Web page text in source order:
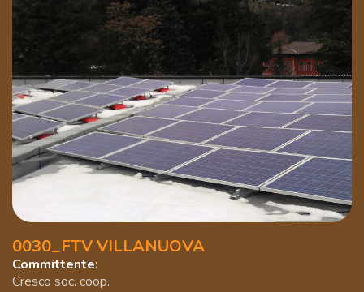
0030_FTV VILLANUOVA
Committente:
Cresco soc. coop.